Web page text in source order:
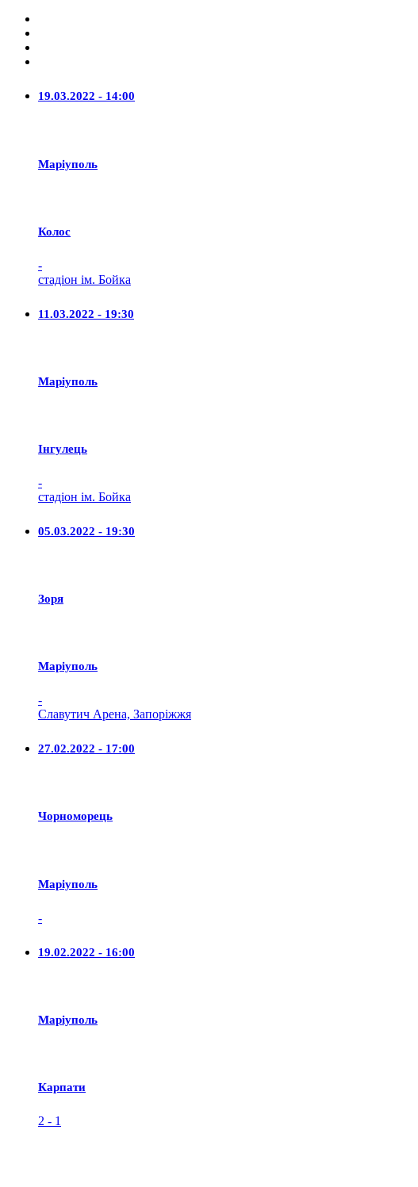
19.03.2022 - 14:00
Маріуполь
Колос
-
стадіон ім. Бойка
11.03.2022 - 19:30
Маріуполь
Iнгулець
-
стадіон ім. Бойка
05.03.2022 - 19:30
Зоря
Маріуполь
-
Славутич Арена, Запоріжжя
27.02.2022 - 17:00
Чорноморець
Маріуполь
-
19.02.2022 - 16:00
Маріуполь
Карпати
2 - 1